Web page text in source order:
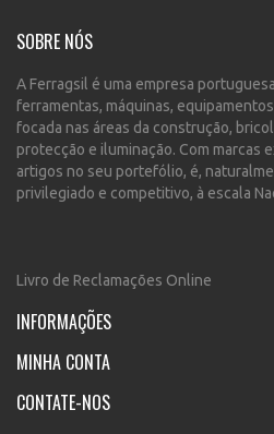
SOBRE NÓS
A Ferragsil é uma empresa
ferramentas, máquinas,
focada nas áreas da construção,
protecção e iluminação. Com marcas
artigos no seu portefólio, é,
privilegiado e competitivo, à escala
Livro de Reclamações Online
INFORMAÇÕES
MINHA CONTA
CONTATE-NOS